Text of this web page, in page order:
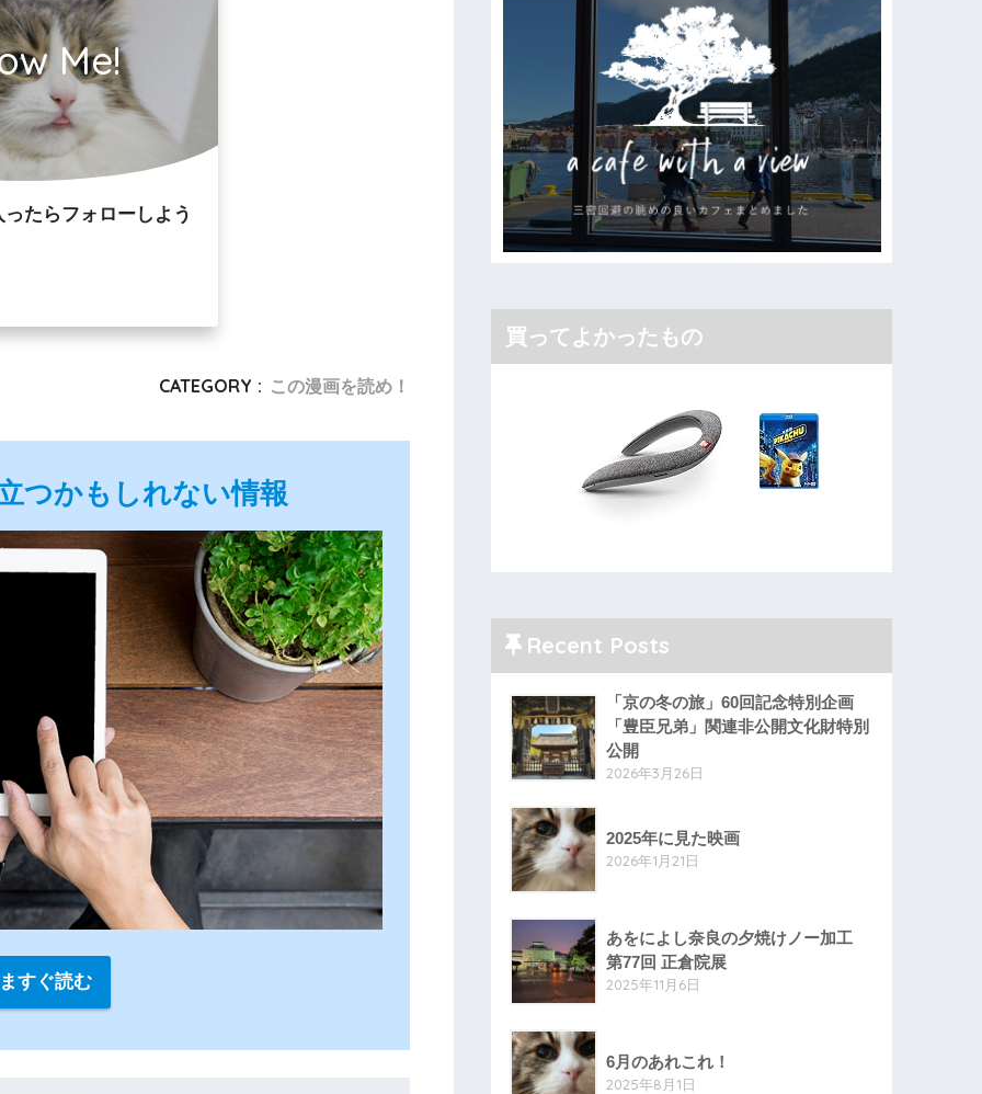
Me!
たらフォローしよう
CATEGORY : この漫画を読め！
つかもしれない情報
すぐ読む
買ってよかったもの
Recent Posts
「京の冬の旅」60回記念特別企画
「豊臣兄弟」関連非公開文化財特別
公開
2026年3月26日
2025年に見た映画
2026年1月21日
あをによし奈良の夕焼けノー加工
第77回 正倉院展
2025年11月6日
6月のあれこれ！
2025年8月1日